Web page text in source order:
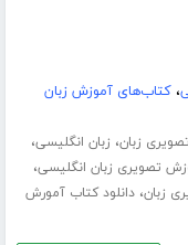
،کتاب‌های آموزش زبان
زبان، زبان انگلیسی،
تصویری زبان انگلیسی،
زبان،دانلود کتاب آمورش